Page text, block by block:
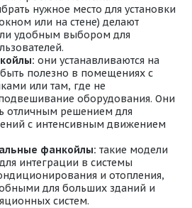
нужное место для установки
или на стене) делают
удобным выбором для
они устанавливаются на
полезно в помещениях с
или там, где не
оборудования. Они
отличным решением для
с интенсивным движением
фанкойлы: такие модели
интеграции в системы
и отопления,
для больших зданий и
систем.